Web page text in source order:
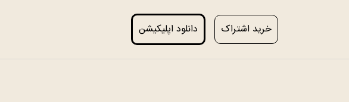
خرید اشتراک دانلود اپلیکیشن